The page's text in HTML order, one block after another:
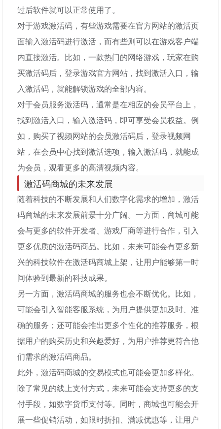
过后软件就可以正常使用了。
对于游戏激活码，有些游戏需要在官方网站的激活页
面输入激活码进行激活，而有些则可以在游戏客户端
内直接激活。比如，一款热门的网络游戏，玩家在购
买激活码后，登录游戏官方网站，找到激活入口，输
入激活码，就能解锁游戏的全部内容。
对于会员服务激活码，通常是在相应的会员平台上，
找到激活入口，输入激活码，即可享受会员权益。例
如，购买了视频网站的会员激活码后，登录视频网
站，在会员中心找到激活选项，输入激活码，就能成
为会员，观看更多的高清视频内容。
激活码商城的未来发展
随着科技的不断发展和人们数字化需求的增加，激活
码商城的未来发展前景十分广阔。一方面，商城可能
会与更多的软件开发者、游戏厂商等进行合作，引入
更多优质的激活码商品。比如，未来可能会有更多新
兴的科技软件在激活码商城上架，让用户能够第一时
间体验到最新的科技成果。
另一方面，激活码商城的服务也会不断优化。比如，
可能会引入智能客服系统，为用户提供更加及时、准
确的服务；还可能会推出更多个性化的推荐服务，根
据用户的购买历史和兴趣爱好，为用户推荐更符合他
们需求的激活码商品。
此外，激活码商城的交易模式也可能会更加多样化。
除了常见的线上支付方式，未来可能会支持更多的支
付手段，如数字货币支付等。同时，商城也可能会开
展一些促销活动，如限时折扣、满减优惠等，让用户